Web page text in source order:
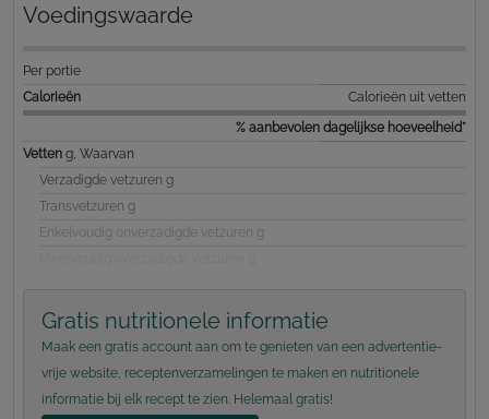
Voedingswaarde
Per portie
Calorieën
Calorieën uit vetten
% aanbevolen dagelijkse hoeveelheid*
Vetten g, Waarvan
Verzadigde vetzuren g
Transvetzuren g
Enkelvoudig onverzadigde vetzuren g
Gratis nutritionele informatie
Maak een gratis account aan om te genieten van een advertentie-
vrije website, receptenverzamelingen te maken en nutritionele
informatie bij elk recept te zien. Helemaal gratis!